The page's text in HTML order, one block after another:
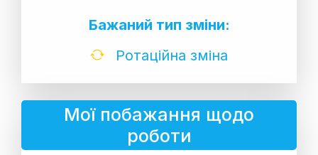
Бажаний тип зміни:
Ротаційна зміна
Мої побажання щодо
роботи